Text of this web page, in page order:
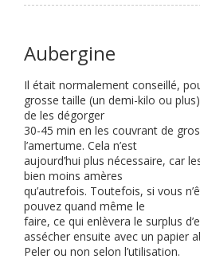
Aubergine
Il était normalement conseillé,
grosse taille (un demi-kilo ou
de les dégorger
30-45 min en les couvrant de
l’amertume. Cela n’est
aujourd’hui plus nécessaire, car
bien moins amères
qu’autrefois. Toutefois, si vous
pouvez quand même le
faire, ce qui enlèvera le surplus
assécher ensuite avec un papier
Peler ou non selon l’utilisation.